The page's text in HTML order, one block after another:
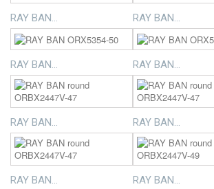
RAY BAN... RAY BAN...
RAY BAN... RAY BAN...
RAY BAN... RAY BAN...
RAY BAN... RAY BAN...